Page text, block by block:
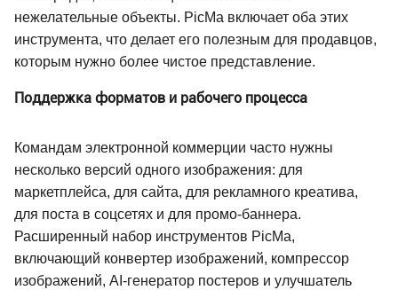
нежелательные объекты. PicMa включает оба этих
инструмента, что делает его полезным для продавцов,
которым нужно более чистое представление.
Поддержка форматов и рабочего процесса
Командам электронной коммерции часто нужны
несколько версий одного изображения: для
маркетплейса, для сайта, для рекламного креатива,
для поста в соцсетях и для промо-баннера.
Расширенный набор инструментов PicMa,
включающий конвертер изображений, компрессор
изображений, AI-генератор постеров и улучшатель